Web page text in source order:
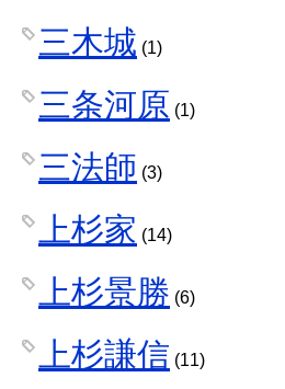
三木城 (1)
三条河原 (1)
三法師 (3)
上杉家 (14)
上杉景勝 (6)
上杉謙信 (11)